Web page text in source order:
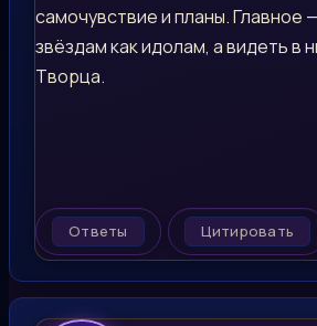
самочувствие и планы. Главное
звёздам как идолам, а видеть в
Творца.
Ответы Цитировать